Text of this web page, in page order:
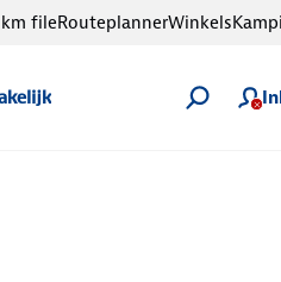
fileRouteplannerWinkels